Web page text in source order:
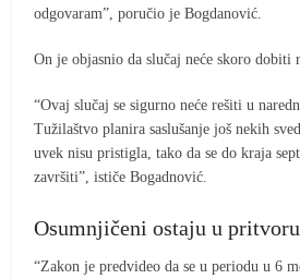
odgovaram”, poručio je Bogdanović.
On je objasnio da slučaj neće skoro dobiti
“Ovaj slučaj se sigurno neće rešiti u
Tužilaštvo planira saslušanje još nekih
uvek nisu pristigla, tako da se do kraja
završiti”, ističe Bogadnović.
Osumnjičeni ostaju u pritvoru
“Zakon je predvideo da se u periodu u 6